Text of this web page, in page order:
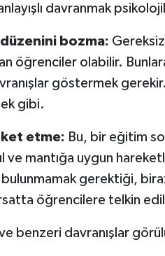
davranmak
bozma:
öğrenciler olabilir.
göstermek
gibi.
etme: Bu, bir eğitim
ve mantığa uygun
gerektiği,
öğrencilere telkin
benzeri davranışlar